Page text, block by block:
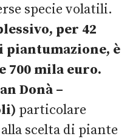
specie volatili.
per 42
è
700 mila euro.
Donà –
particolare
scelta di piante